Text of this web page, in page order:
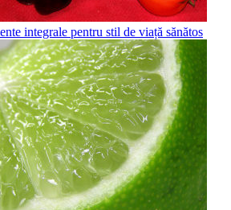
integrale pentru stil de viață sănătos